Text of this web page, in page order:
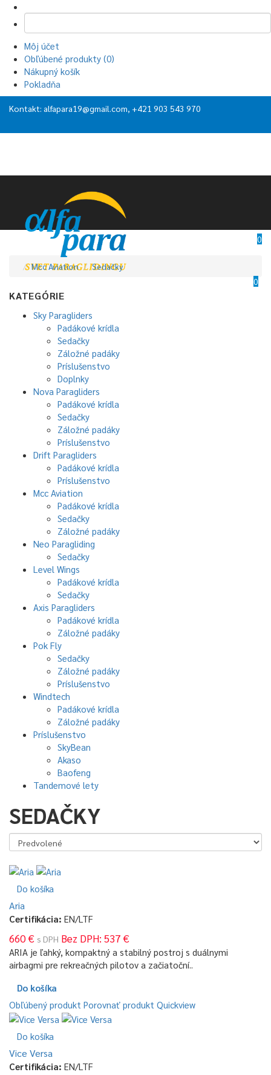
Môj účet
Obľúbené produkty (0)
Nákupný košík
Pokladňa
Kontakt: alfapara19@gmail.com, +421 903 543 970
0
0
Mcc Aviation Sedačky
KATEGÓRIE
Sky Paragliders
Padákové krídla
Sedačky
Záložné padáky
Príslušenstvo
Doplnky
Nova Paragliders
Padákové krídla
Sedačky
Záložné padáky
Príslušenstvo
Drift Paragliders
Padákové krídla
Príslušenstvo
Mcc Aviation
Padákové krídla
Sedačky
Záložné padáky
Neo Paragliding
Sedačky
Level Wings
Padákové krídla
Sedačky
Axis Paragliders
Padákové krídla
Záložné padáky
Pok Fly
Sedačky
Záložné padáky
Príslušenstvo
Windtech
Padákové krídla
Záložné padáky
Príslušenstvo
SkyBean
Akaso
Baofeng
Tandemové lety
SEDAČKY
Do košíka
Aria
Certifikácia: EN/LTF
660 € s DPH Bez DPH: 537 €
ARIA je ľahký, kompaktný a stabilný postroj s duálnymi
airbagmi pre rekreačných pilotov a začiatoční..
Do košíka
Obľúbený produkt Porovnať produkt Quickview
Do košíka
Vice Versa
Certifikácia: EN/LTF